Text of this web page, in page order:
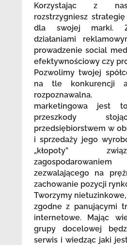
Korzystając z
rozstrzygniesz
dla swojej marki.
działaniami
prowadzenie social
efektywnościowy czy
Pozwolimy twojej
na tle konkurencji
marketingowa jest
przeszkody
przedsiębiorstwem w
i sprzedaży jego
„kłopoty”
zezwalającego na
zachowanie pozycji
Tworzymy
zgodne z panującymi
internetowe. Mając
grupy docelowej
serwis i wiedząc jaki